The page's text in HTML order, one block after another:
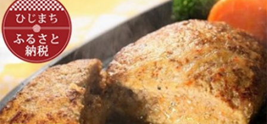
TOP 酒 マインズハンバーグ4個＆大分むぎ焼酎 二階堂20度
TOP 酒 焼酎 マインズハンバーグ4個＆大分むぎ焼酎 二